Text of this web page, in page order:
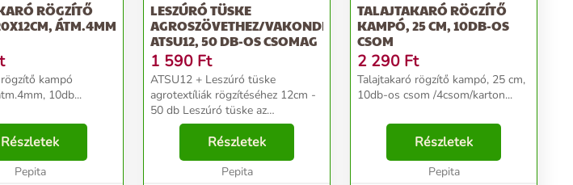
RÖGZÍTŐ
ÁTM.4MM
kampó
10db...
Részletek
Pepita
LESZÚRÓ TÜSKE
AGROSZÖVETHEZ/VAKONDHÁLÓHOZ
ATSU12, 50 DB-OS CSOMAG
1 590 Ft
ATSU12 + Leszúró tüske
agrotextíliák rögzítéséhez 12cm -
50 db Leszúró tüske az
agrotextília és az agrotextília
földhöz rögzítésére.. Hossz: 12
Részletek
Pepita
TALAJTAKARÓ RÖGZÍTŐ
KAMPÓ, 25 CM, 10DB-OS
CSOM
2 290 Ft
Talajtakaró rögzítő kampó, 25 cm,
10db-os csom /4csom/karton...
Részletek
Pepita